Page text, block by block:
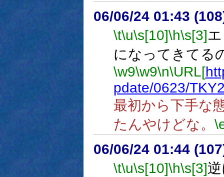
06/06/24 01:43
\t\u\s[10]\h\s[3]
になってきてる
\w9\w9\n\URL[
pdate/0623/
最初から下手な
たんやけどな。
06/06/24 01:44
\t\u\s[10]\h\s[3]